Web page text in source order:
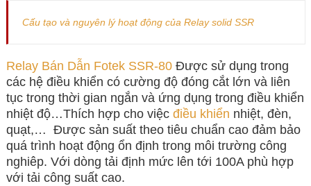
Cấu tạo và nguyên lý hoạt động của Relay solid SSR
Relay Bán Dẫn Fotek SSR-80Được sử dụng trong
các hệ điều khiển có cường độ đóng cắt lớn và liên
tục trong thời gian ngắn và ứng dụng trong điều khiển
nhiệt độ…Thích hợp cho việc điều khiển nhiệt, đèn,
quạt,… Được sản suất theo tiêu chuẩn cao đảm bảo
quá trình hoạt động ổn định trong môi trường công
nghiêp. Với dòng tải định mức lên tới 100A phù hợp
với tải công suất cao.